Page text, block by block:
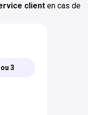
client en cas de
3